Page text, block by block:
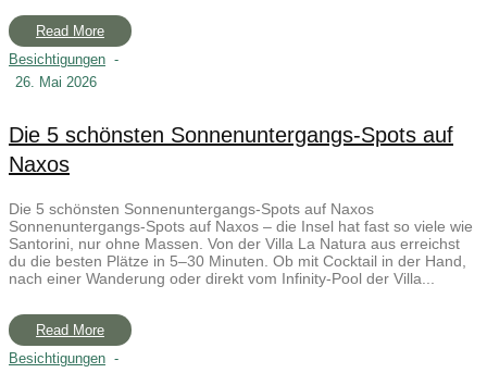
Read More
Besichtigungen -
26. Mai 2026
Die 5 schönsten Sonnenuntergangs-Spots auf
Naxos
Die 5 schönsten Sonnenuntergangs-Spots auf Naxos
Sonnenuntergangs-Spots auf Naxos – die Insel hat fast so viele wie
Santorini, nur ohne Massen. Von der Villa La Natura aus erreichst
du die besten Plätze in 5–30 Minuten. Ob mit Cocktail in der Hand,
nach einer Wanderung oder direkt vom Infinity-Pool der Villa...
Read More
Besichtigungen -